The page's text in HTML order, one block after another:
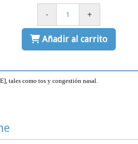
- +
Añadir al carrito
tales como tos y congestión nasal.